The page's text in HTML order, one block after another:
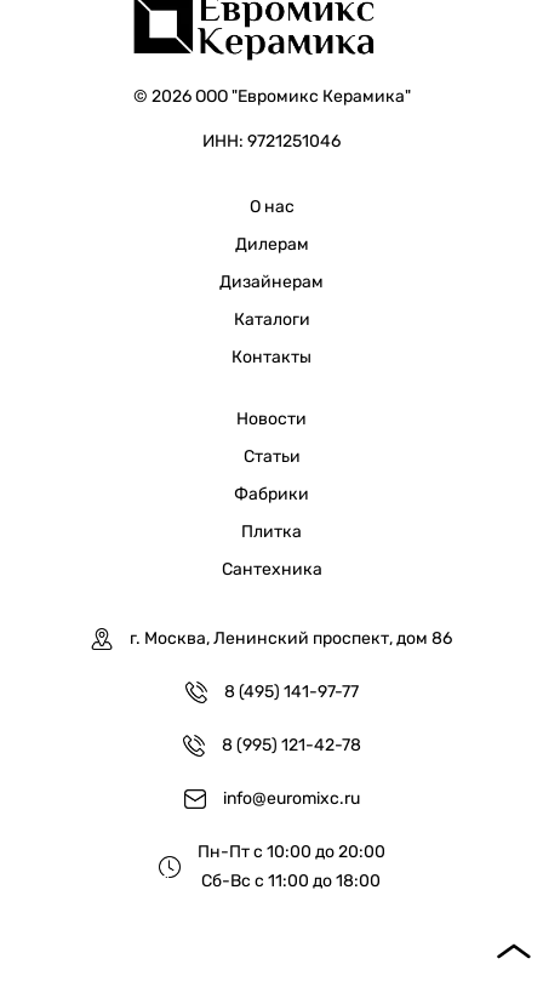
© 2026 ООО "Евромикс Керамика"
ИНН: 9721251046
О нас
Дилерам
Дизайнерам
Каталоги
Контакты
Новости
Статьи
Фабрики
Плитка
Сантехника
г. Москва, Ленинский проспект, дом 86
8 (495) 141-97-77
8 (995) 121-42-78
info@euromixc.ru
Пн-Пт с 10:00 до 20:00
Сб-Вс с 11:00 до 18:00